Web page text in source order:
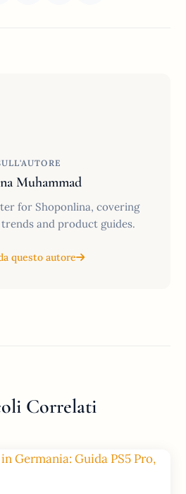
Muhammad
for Shoponlina, covering
and product guides.
questo autore
Correlati